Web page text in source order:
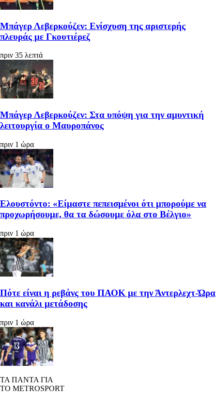
Μπάγερ Λεβερκούζεν: Ενίσχυση της αριστερής
πλευράς με Γκουτιέρεζ
πριν 35 λεπτά
Μπάγερ Λεβερκούζεν: Στα υπόψη για την αμυντική
λειτουργία ο Μαυροπάνος
πριν 1 ώρα
Ελουστόντο: «Είμαστε πεπεισμένοι ότι μπορούμε να
προχωρήσουμε, θα τα δώσουμε όλα στο Βέλγιο»
πριν 1 ώρα
Πότε είναι η ρεβάνς του ΠΑΟΚ με την Άντερλεχτ-Ώρα
και κανάλι μετάδοσης
πριν 1 ώρα
ΤΑ ΠΑΝΤΑ ΓΙΑ
ΤΟ METROSPORT